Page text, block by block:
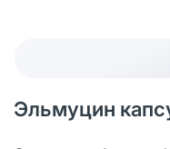
Эльмуцин